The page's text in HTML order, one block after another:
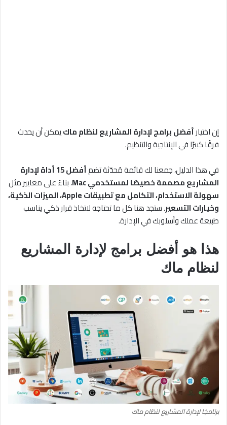
إن اختيارأفضل برامج لإدارة المشاريع لنظام ماكيمكن أن يحدث
فرقًا كبيرًا في الإنتاجية والتنظيم.
في هذا الدليل، جمعنا لك قائمة مُحدّثة تضم
أفضل 15 أداة لإدارة
المشاريع مصممة خصيصًا لمستخدمي Mac
، بناءً على معايير مثل
سهولة الاستخدام، التكامل مع تطبيقات Apple، الميزات الذكية،
وخيارات التسعير. ستجد هنا كل ما تحتاجه لاتخاذ قرار ذكي يناسب
طبيعة عملك وأسلوبك في الإدارة.
هذا هو أفضل برامج لإدارة المشاريع
لنظام ماك
برنامجًا لإدارة المشاريع لنظام ماك